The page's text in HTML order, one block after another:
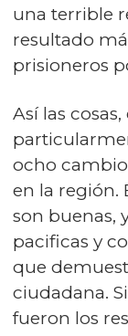
una terrible
resultado
prisioneros
Así las
ocho
en la región.
son buenas,
pacificas y
que
ciudadana.
fueron los